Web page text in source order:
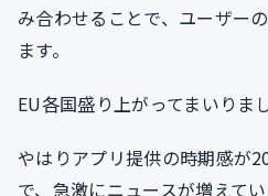
み合わせることで、ユーザー
ます。
EU各国盛り上がってまいりま
やはりアプリ提供の時期感が
で、急激にニュースが増えて